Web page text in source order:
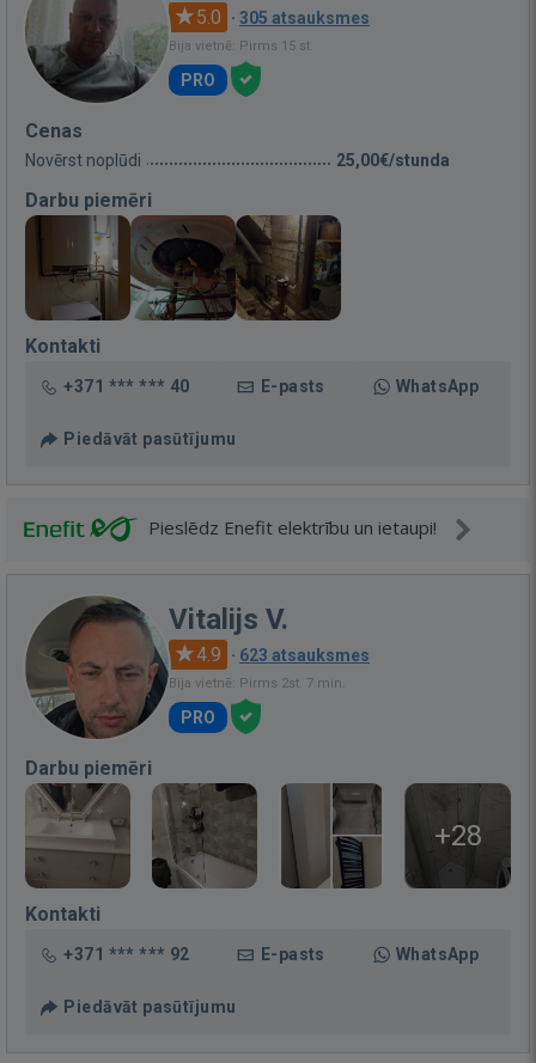
5.0 · 305 atsauksmes
Bija vietnē: Pirms 15 st.
PRO
Cenas
Novērst noplūdi 25,00€/stunda
Darbu piemēri
Kontakti
+371 *** *** 40 E-pasts WhatsApp
Piedāvāt pasūtījumu
Pieslēdz Enefit elektrību un ietaupi!
Vitalijs V.
4.9 · 623 atsauksmes
Bija vietnē: Pirms 2st. 7 min.
PRO
Darbu piemēri
+28
Kontakti
+371 *** *** 92 E-pasts WhatsApp
Piedāvāt pasūtījumu